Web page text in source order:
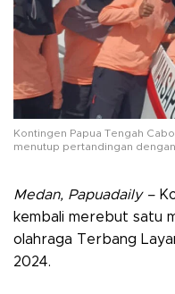
Kontingen Papua Tengah
menutup pertandingan
Medan, Papuadaily –
kembali merebut satu
olahraga Terbang
2024.